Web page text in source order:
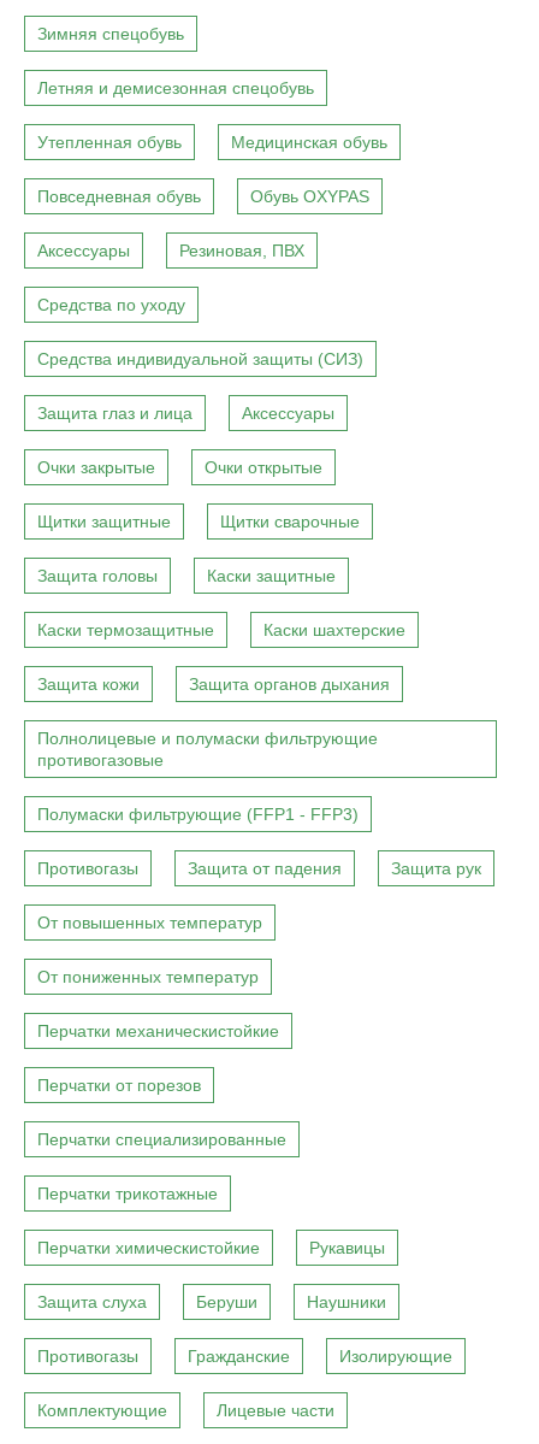
Зимняя спецобувь
Летняя и демисезонная спецобувь
Утепленная обувь Медицинская обувь
Повседневная обувь Обувь OXYPAS
Аксессуары Резиновая, ПВХ
Средства по уходу
Средства индивидуальной защиты (СИЗ)
Защита глаз и лица Аксессуары
Очки закрытые Очки открытые
Щитки защитные Щитки сварочные
Защита головы Каски защитные
Каски термозащитные Каски шахтерские
Защита кожи Защита органов дыхания
Полнолицевые и полумаски фильтрующие
противогазовые
Полумаски фильтрующие (FFP1 - FFP3)
Противогазы Защита от падения Защита рук
От повышенных температур
От пониженных температур
Перчатки механическистойкие
Перчатки от порезов
Перчатки специализированные
Перчатки трикотажные
Перчатки химическистойкие Рукавицы
Защита слуха Беруши Наушники
Противогазы Гражданские Изолирующие
Комплектующие Лицевые части